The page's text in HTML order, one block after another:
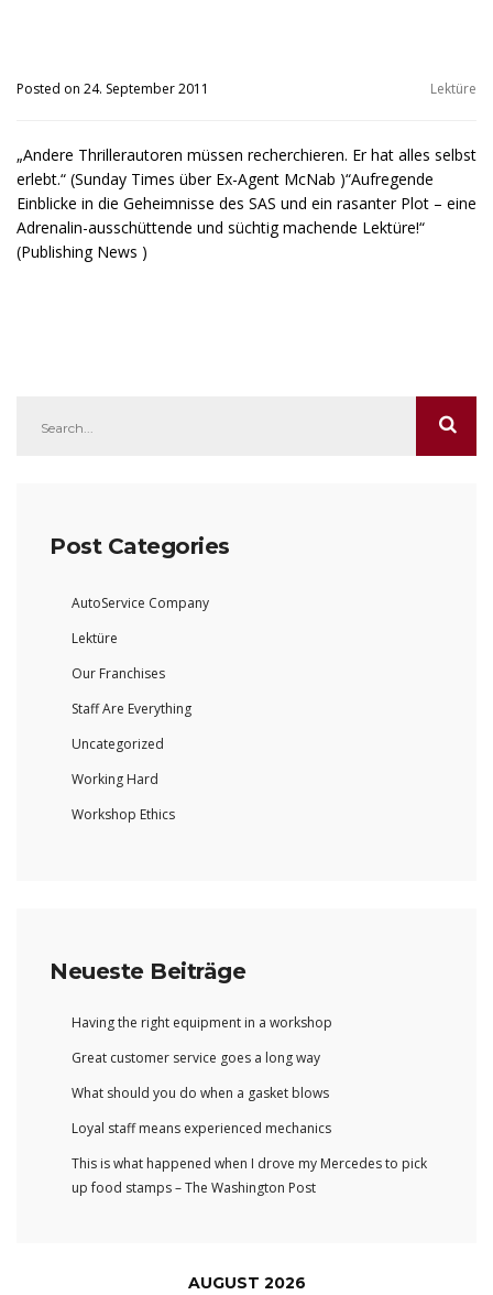
Posted on 24. September 2011 Lektüre
„Andere Thrillerautoren müssen recherchieren. Er hat alles selbst
erlebt.“ (Sunday Times über Ex-Agent McNab )“Aufregende
Einblicke in die Geheimnisse des SAS und ein rasanter Plot – eine
Adrenalin-ausschüttende und süchtig machende Lektüre!“
(Publishing News )
Post Categories
AutoService Company
Lektüre
Our Franchises
Staff Are Everything
Uncategorized
Working Hard
Workshop Ethics
Neueste Beiträge
Having the right equipment in a workshop
Great customer service goes a long way
What should you do when a gasket blows
Loyal staff means experienced mechanics
This is what happened when I drove my Mercedes to pick
up food stamps – The Washington Post
AUGUST 2026